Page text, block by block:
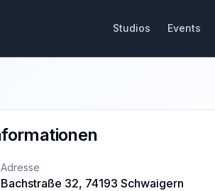
Studios Events
Adresse
Bachstraße 32, 74193 Schwaigern